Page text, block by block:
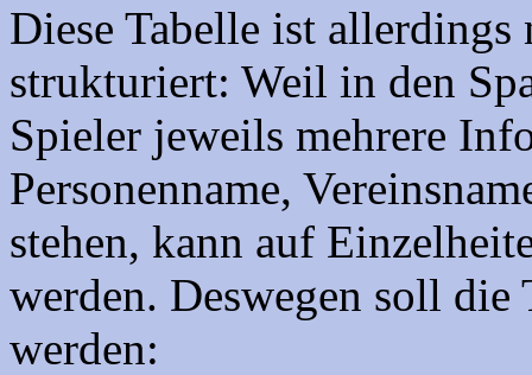
Diese Tabelle ist
strukturiert: Weil in den
Spieler jeweils mehrere
Personenname,
stehen, kann auf
werden. Deswegen soll die
werden: